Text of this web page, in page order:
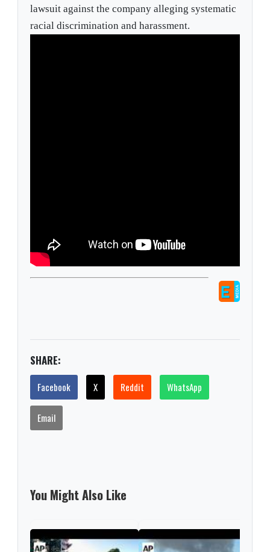
lawsuit against the company alleging systematic
racial discrimination and harassment.
SHARE:
Facebook X Reddit WhatsApp
Email
You Might Also Like